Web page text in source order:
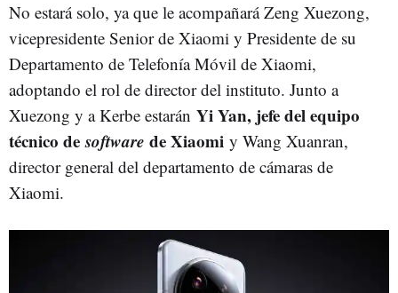
No estará solo, ya que le acompañará Zeng Xuezong,
vicepresidente Senior de Xiaomi y Presidente de su
Departamento de Telefonía Móvil de Xiaomi,
adoptando el rol de director del instituto. Junto a
Xuezong y a Kerbe estarán Yi Yan, jefe del equipo
técnico desoftware de Xiaomi y Wang Xuanran,
director general del departamento de cámaras de
Xiaomi.